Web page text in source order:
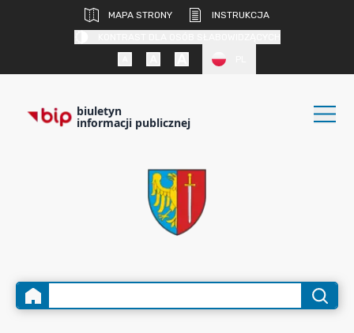
MAPA STRONY
INSTRUKCJA
biuletyn
informacji publicznej